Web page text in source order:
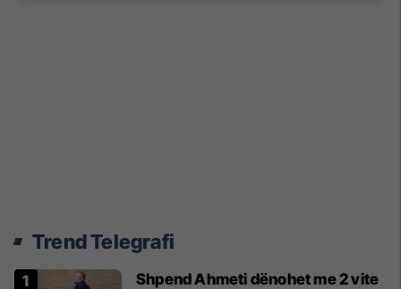
Trend Telegrafi
Shpend Ahmeti dënohet me 2 vite